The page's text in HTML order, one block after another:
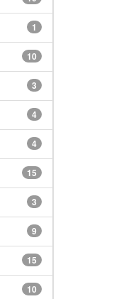
1
10
3
4
4
15
3
9
15
10